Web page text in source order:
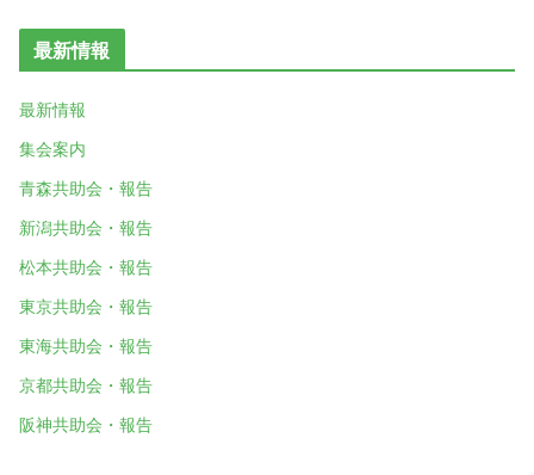
最新情報
最新情報
集会案内
青森共助会・報告
新潟共助会・報告
松本共助会・報告
東京共助会・報告
東海共助会・報告
京都共助会・報告
阪神共助会・報告